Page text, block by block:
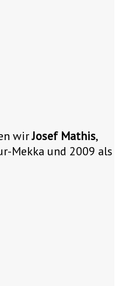
wirJosef Mathis,
Mekka und 2009 als